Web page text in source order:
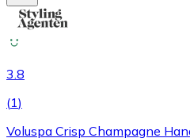
3.8
(1)
Voluspa Crisp Champagne